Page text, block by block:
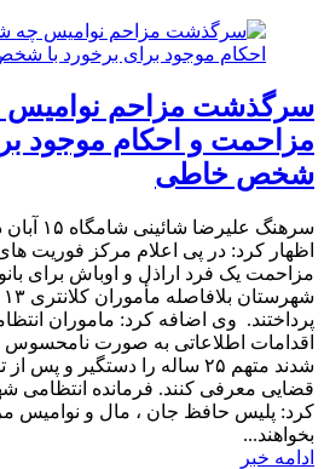
سرگذشت مزاحم نوامیس
مزاحمت و احکام موجود
شخص خاطی
سرهنگ
مزاحمت یک فرد اراذل و اوباش برای
پرداختند. وی اضافه کرد: ماموران
شدند متهم ۲۵ ساله را دستگیر و
قضایی معرفی کنند. فرمانده انتظامی
کرد: پلیس حافظ جان ، مال و نوامیس
بخواهند...
ادامه خبر